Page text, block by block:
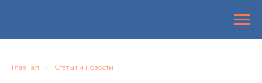
Главная → Статьи и новости